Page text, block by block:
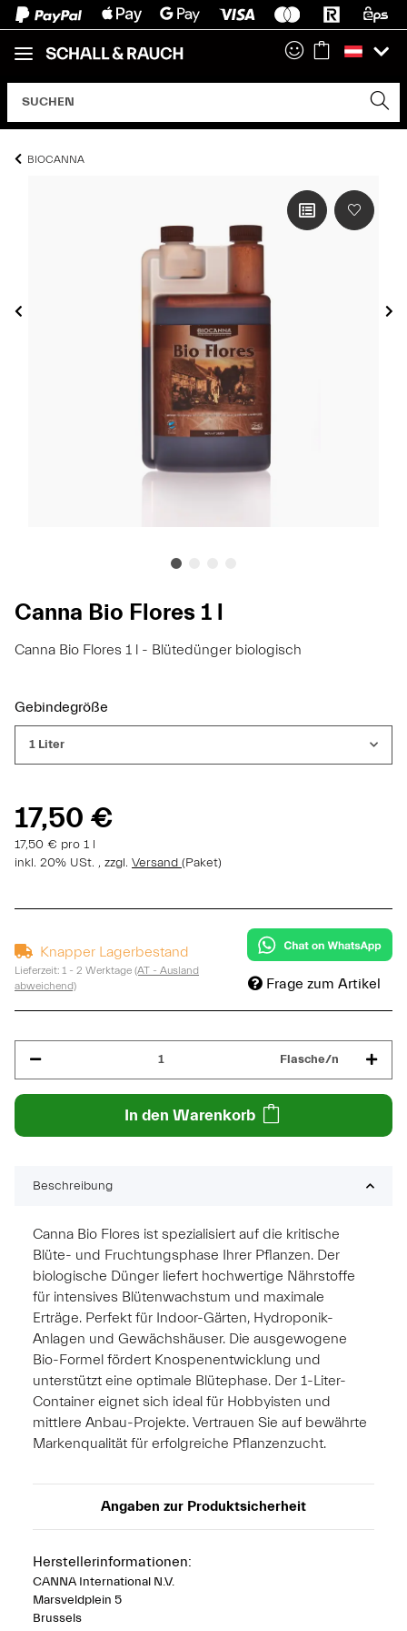
BIOCANNA
Canna Bio Flores 1 l
Canna Bio Flores 1 l - Blütedünger biologisch
Gebindegröße
1 Liter
17,50 €
17,50 € pro 1 l
inkl. 20% USt. , zzgl. Versand (Paket)
Knapper Lagerbestand
Lieferzeit: 1 - 2 Werktage (AT - Ausland
abweichend)
Frage zum Artikel
Flasche/n
In den Warenkorb
Beschreibung
Canna Bio Flores ist spezialisiert auf die kritische
Blüte- und Fruchtungsphase Ihrer Pflanzen. Der
biologische Dünger liefert hochwertige Nährstoffe
für intensives Blütenwachstum und maximale
Erträge. Perfekt für Indoor-Gärten, Hydroponik-
Anlagen und Gewächshäuser. Die ausgewogene
Bio-Formel fördert Knospenentwicklung und
unterstützt eine optimale Blütephase. Der 1-Liter-
Container eignet sich ideal für Hobbyisten und
mittlere Anbau-Projekte. Vertrauen Sie auf bewährte
Markenqualität für erfolgreiche Pflanzenzucht.
Angaben zur Produktsicherheit
Herstellerinformationen:
CANNA International N.V.
Marsveldplein 5
Brussels